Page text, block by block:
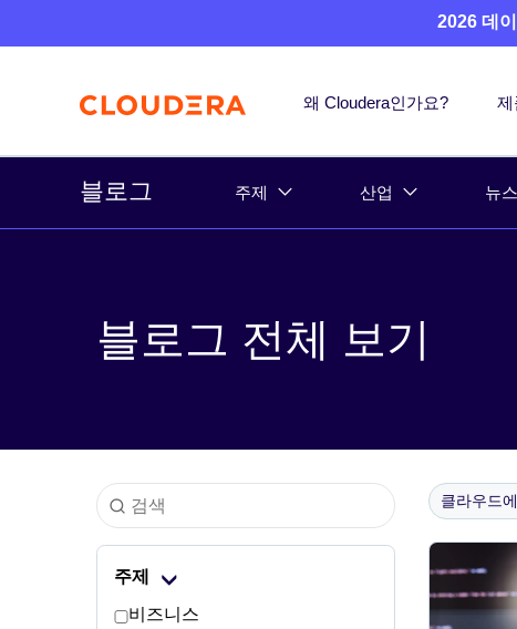
2026 데
왜 Cloudera인가요? 제
블로그 주제 산업 뉴
블로그 전체 보기
주제
비즈니스
클라우드